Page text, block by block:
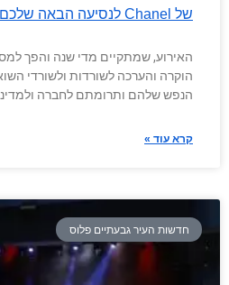
של Chanel לנסיעה הבאה שלכם?
האירוע, שמתקיים מדי שנה והפך
הוקרה והערכה לשורדות ולשורדי
הנפש שלהם ותרומתם לחברה
קרא עוד »
חדשות העיר גבעתיים פלוס